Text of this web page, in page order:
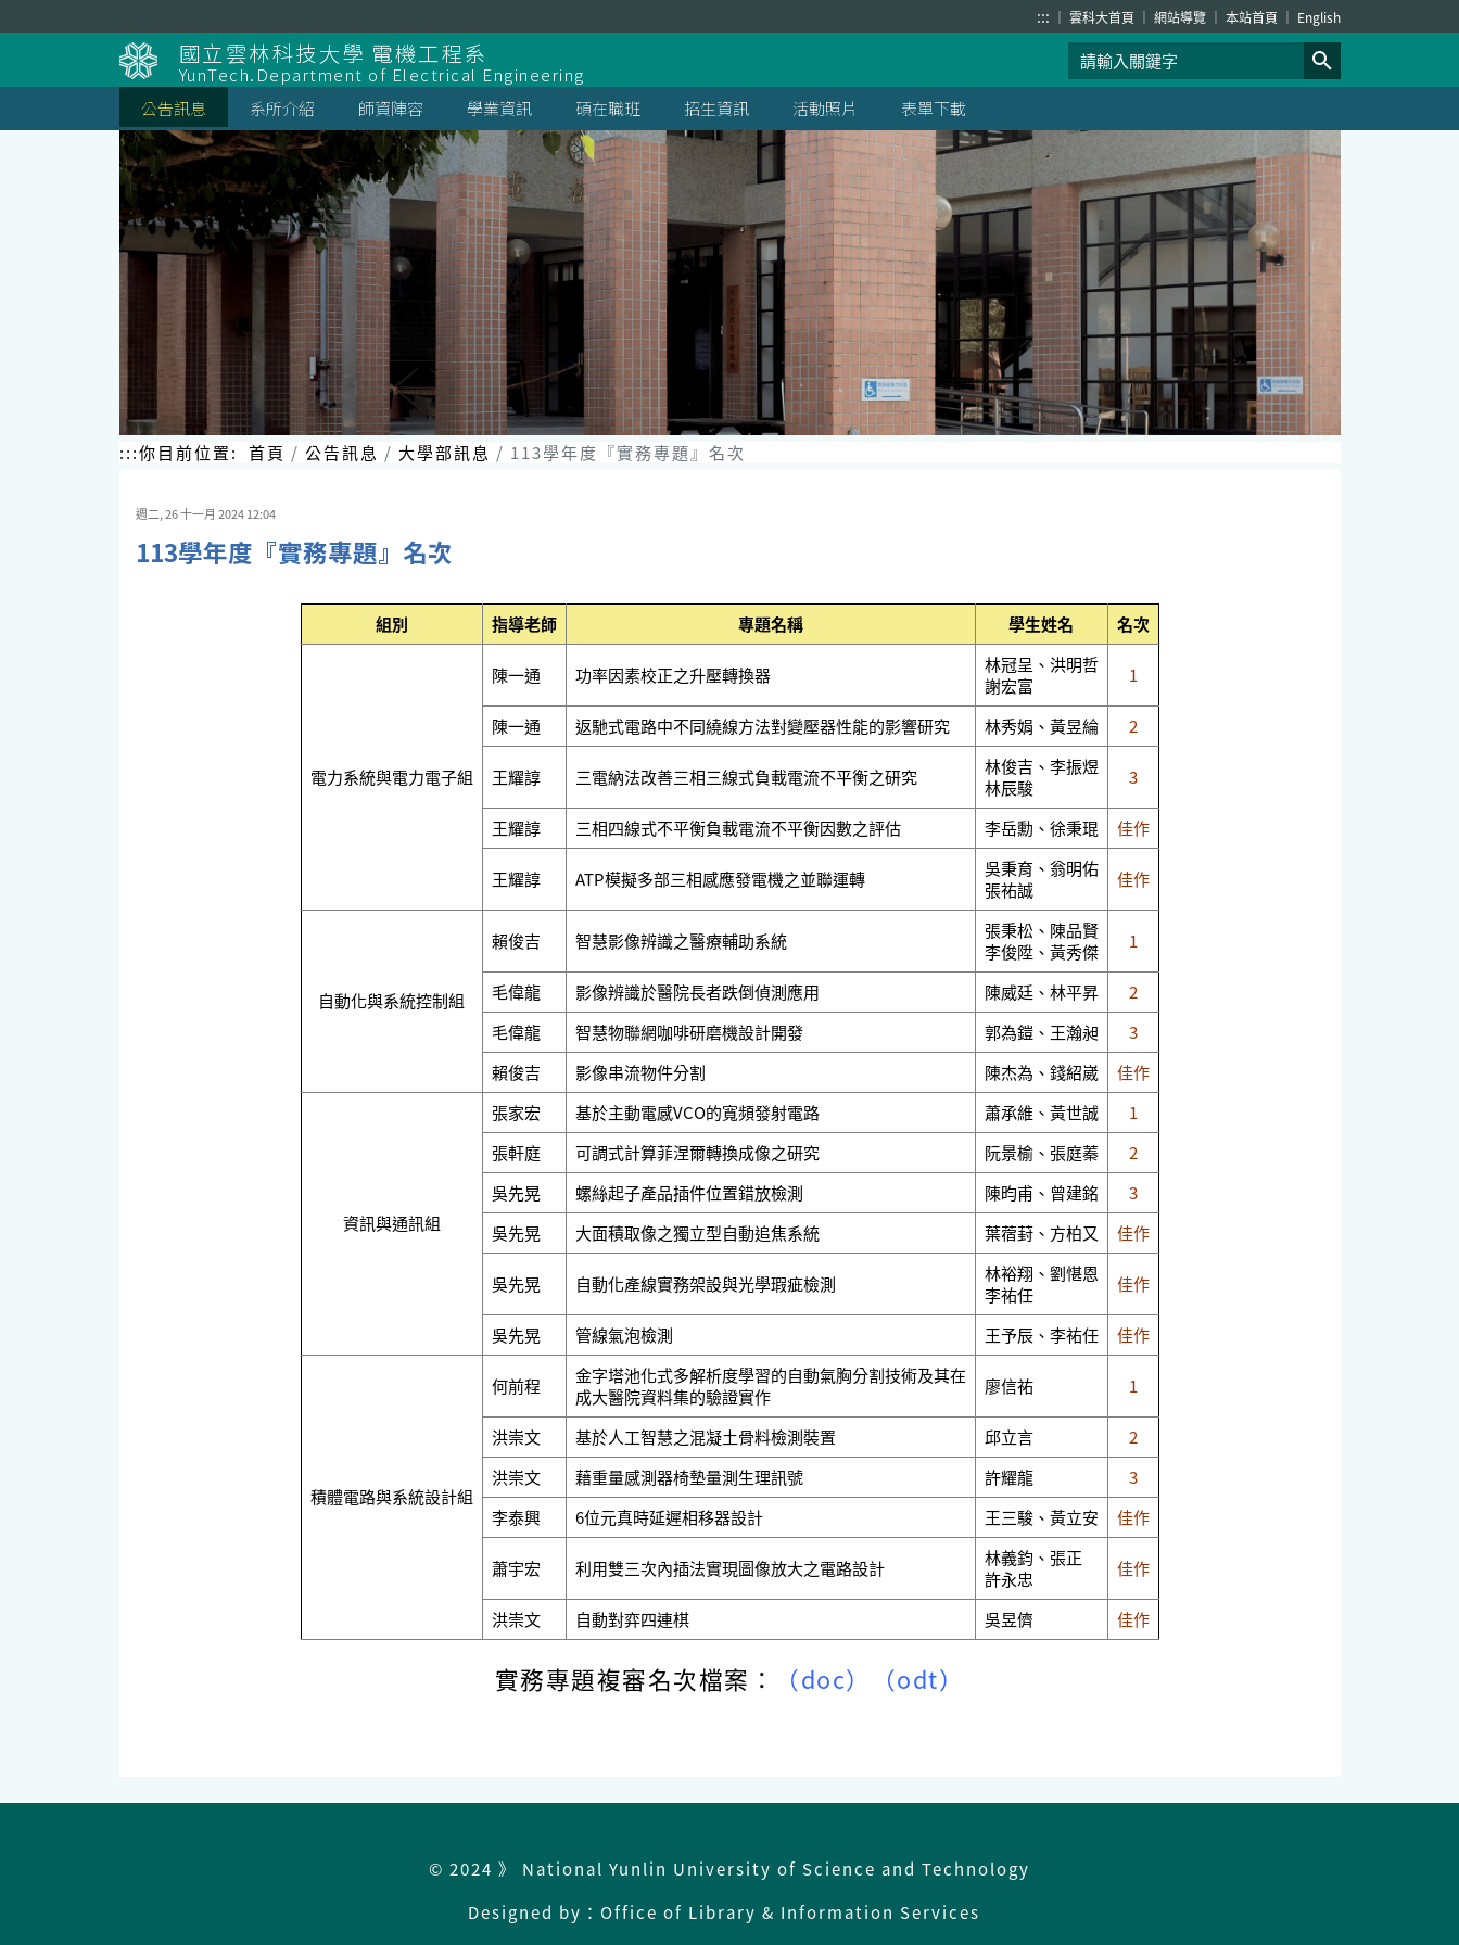
到
主
要
內
容
區
塊
::: 雲科大首頁 網站導覽 本站首頁 English
國立雲林科技大學 電機工程系
YunTech.Department of Electrical Engineering
公告訊息
系所介紹 師資陣容 學業資訊 碩在職班 招生資訊 活動照片 表單下載
:::你目前位置: 首頁 公告訊息 大學部訊息 113學年度『實務專題』名次
週二, 26 十一月 2024 12:04
113學年度『實務專題』名次
組別 指導老師 專題名稱 學生姓名 名次
電力系統與電力電子組
陳一通 功率因素校正之升壓轉換器
林冠呈、洪明哲
謝宏富
1
陳一通 返馳式電路中不同繞線方法對變壓器性能的影響研究 林秀娟、黃昱綸 2
王耀諄 三電納法改善三相三線式負載電流不平衡之研究
林俊吉、李振煜
林辰駿
3
王耀諄 三相四線式不平衡負載電流不平衡因數之評估 李岳勳、徐秉琨 佳作
王耀諄 ATP模擬多部三相感應發電機之並聯運轉
吳秉育、翁明佑
張祐誠
佳作
自動化與系統控制組
賴俊吉 智慧影像辨識之醫療輔助系統
張秉松、陳品賢
李俊陞、黃秀傑
1
毛偉龍 影像辨識於醫院長者跌倒偵測應用 陳威廷、林平昇
2
毛偉龍
智慧物聯網咖啡研磨機設計開發 郭為鎧、王瀚昶
3
賴俊吉
影像串流物件分割 陳杰為、錢紹崴 佳作
資訊與通訊組
張家宏 基於主動電感VCO的寬頻發射電路 蕭承維、黃世誠
1
張軒庭
可調式計算菲涅爾轉換成像之研究 阮景榆、張庭蓁
2
吳先晃
螺絲起子產品插件位置錯放檢測 陳昀甫、曾建銘
3
吳先晃
大面積取像之獨立型自動追焦系統 葉蓿葑、方柏又 佳作
吳先晃 自動化產線實務架設與光學瑕疵檢測
林裕翔、劉愖恩
李祐任
佳作
吳先晃 管線氣泡檢測 王予辰、李祐任 佳作
積體電路與系統設計組
何前程
金字塔池化式多解析度學習的自動氣胸分割技術及其在
成大醫院資料集的驗證實作
廖信祐 1
洪崇文 基於人工智慧之混凝土骨料檢測裝置 邱立言
2
洪崇文
藉重量感測器椅墊量測生理訊號 許耀龍
3
李泰興
6位元真時延遲相移器設計 王三駿、黃立安 佳作
蕭宇宏 利用雙三次內插法實現圖像放大之電路設計
林義鈞、張正
許永忠
佳作
洪崇文 自動對弈四連棋 吳昱儕 佳作
實務專題複審名次檔案： （doc） （odt）
© 2024 》 National Yunlin University of Science and Technology
Designed by：Office of Library & Information Services